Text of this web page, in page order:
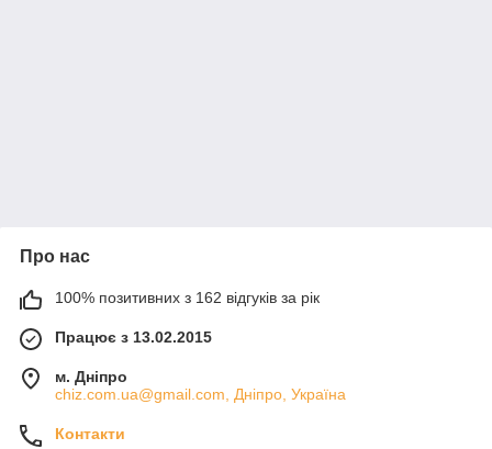
Про нас
100% позитивних з 162 відгуків за рік
Працює з 13.02.2015
м. Дніпро
chiz.com.ua@gmail.com, Дніпро, Україна
Контакти